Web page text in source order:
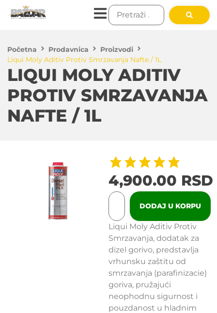
Početna Prodavnica
Proizvodi
Liqui Moly Aditiv Protiv Smrzavanja Nafte / 1L
LIQUI MOLY ADITIV
PROTIV SMRZAVANJA
NAFTE / 1L
4,900.00 RSD
DODAJ U KORPU
Liqui Moly Aditiv Protiv
Smrzavanja, dodatak za
dizel gorivo, predstavlja
vrhunsku zaštitu od
smrzavanja (parafinizacie)
goriva, pružajući
neophodnu sigurnost i
pouzdanost u hladnim